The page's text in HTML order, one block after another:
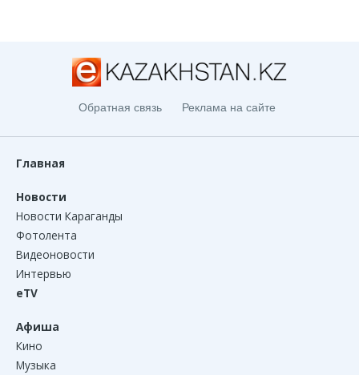
Обратная связь Реклама на сайте
Главная
Новости
Новости Караганды
Фотолента
Видеоновости
Интервью
eTV
Афиша
Кино
Музыка